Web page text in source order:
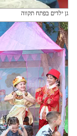
גן ילדים בפתח תקווה